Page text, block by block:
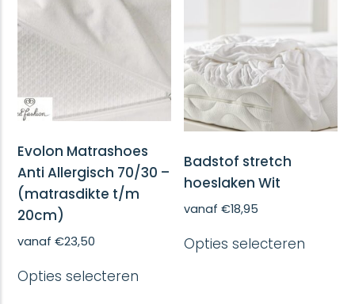
optie
gekozen
worden
productpagina
op
de
Evolon Matrashoes
Anti Allergisch 70/30 –
(matrasdikte t/m
20cm)
vanaf€23,50
Opties selecteren
Badstof stretch
hoeslaken Wit
vanaf€18,95
Opties selecteren